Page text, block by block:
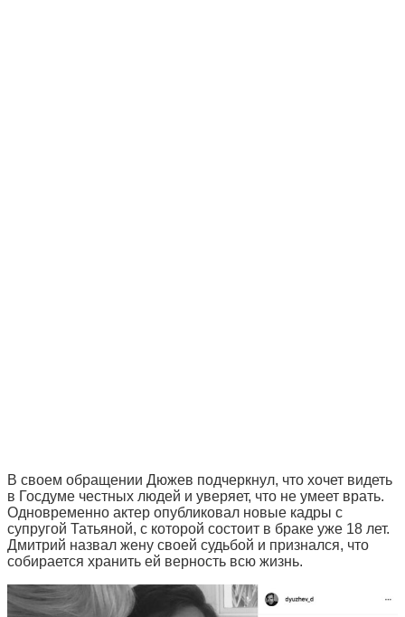
В своем обращении Дюжев подчеркнул, что хочет видеть
в Госдуме честных людей и уверяет, что не умеет врать.
Одновременно актер опубликовал новые кадры с
супругой Татьяной, с которой состоит в браке уже 18 лет.
Дмитрий назвал жену своей судьбой и признался, что
собирается хранить ей верность всю жизнь.